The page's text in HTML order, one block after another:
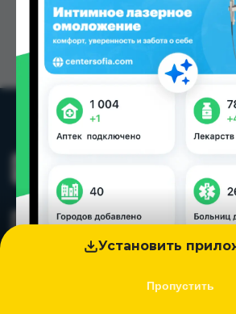
Установить
Пропустить